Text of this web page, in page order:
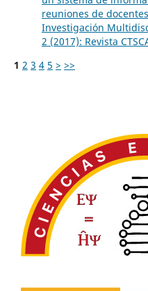
reuniones de
Investigación
2 (2017): Revista
1 2 3 4 5 > >>